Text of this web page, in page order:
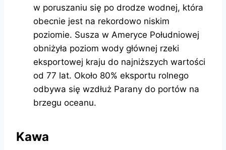
w poruszaniu się po drodze wodnej, która
obecnie jest na rekordowo niskim
poziomie. Susza w Ameryce Południowej
obniżyła poziom wody głównej rzeki
eksportowej kraju do najniższych wartości
od 77 lat. Około 80% eksportu rolnego
odbywa się wzdłuż Parany do portów na
brzegu oceanu.
Kawa